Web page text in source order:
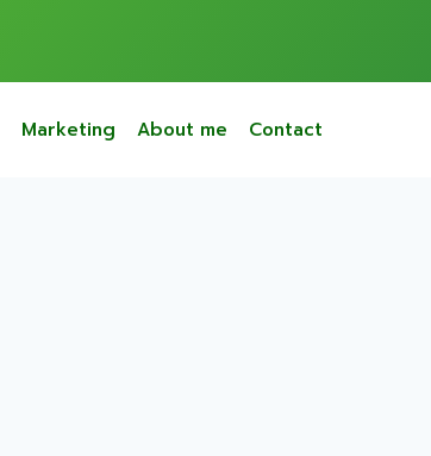
Marketing About me Contact